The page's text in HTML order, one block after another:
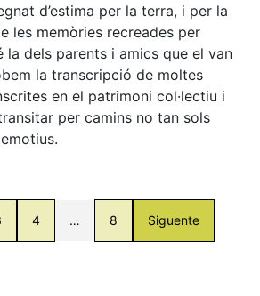
d’estima per la terra, i per la
les memòries recreades per
la dels parents i amics que el van
la transcripció de moltes
en el patrimoni col·lectiu i
per camins no tan sols
4 … 8 Siguente